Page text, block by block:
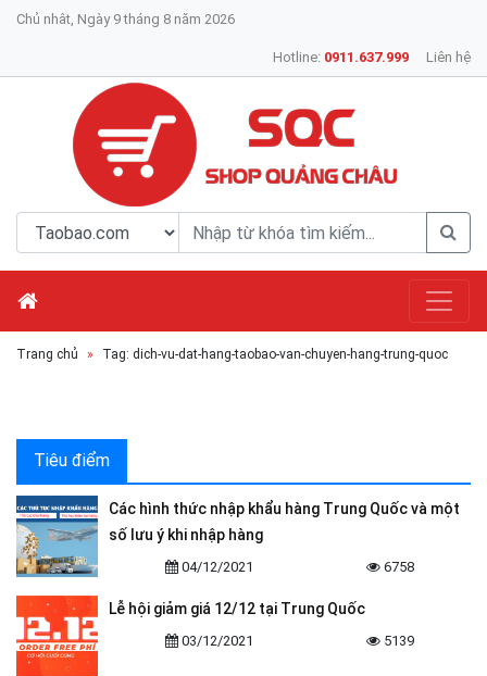
Chủ nhât, Ngày 9 tháng 8 năm 2026
Hotline: 0911.637.999 Liên hệ
Trang chủ Tag: dich-vu-dat-hang-taobao-van-chuyen-hang-trung-quoc
Tiêu điểm
Các hình thức nhập khẩu hàng Trung Quốc và một
số lưu ý khi nhập hàng
04/12/2021 6758
Lễ hội giảm giá 12/12 tại Trung Quốc
03/12/2021 5139